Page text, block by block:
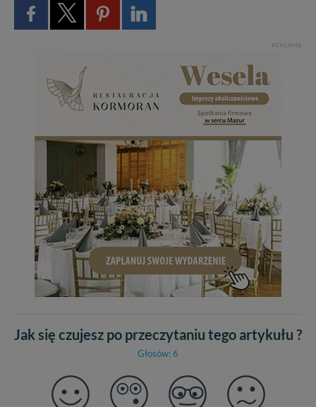
REKLAMA
Jak się czujesz po przeczytaniu tego artykułu ?
Głosów: 6